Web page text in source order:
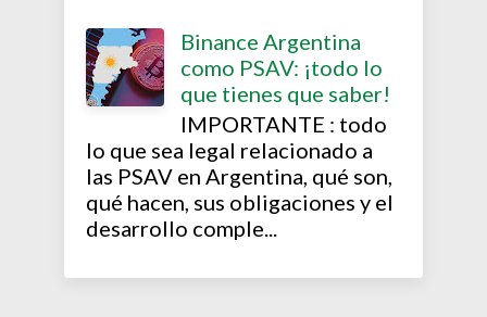
Binance Argentina
como PSAV: ¡todo lo
que tienes que saber!
IMPORTANTE : todo
lo que sea legal relacionado a
las PSAV en Argentina, qué son,
qué hacen, sus obligaciones y el
desarrollo comple...